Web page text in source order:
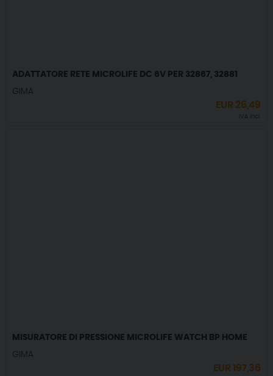
ADATTATORE RETE MICROLIFE DC 6V PER 32867, 32881
GIMA
EUR 26,49
IVA incl.
MISURATORE DI PRESSIONE MICROLIFE WATCH BP HOME
GIMA
EUR197,36